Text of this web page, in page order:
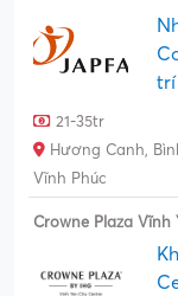
trí
21-35tr
Hương Canh,
Vĩnh Phúc
Crowne Plaza Vĩnh